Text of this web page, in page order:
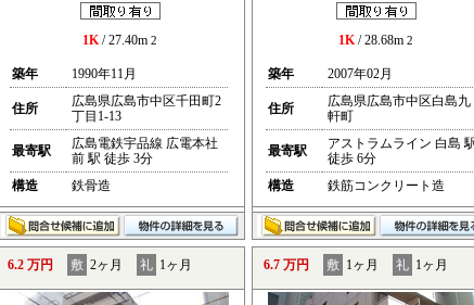
1K/ 27.40m 2
築年 1990年11月
住所
広島県広島市中区千田町2
丁目1-13
最寄駅
広島電鉄宇品線 広電本社
前 駅 徒歩 3分
構造
鉄骨造
1K/ 28.68m 2
築年 2007年02月
住所
広島県広島市中区白島九
軒町
最寄駅
アストラムライン 白島
徒歩 6分
構造
鉄筋コンクリート造
6.2 万円 敷 2ヶ月 礼 1ヶ月 6.7 万円 敷 1ヶ月 礼 1ヶ月